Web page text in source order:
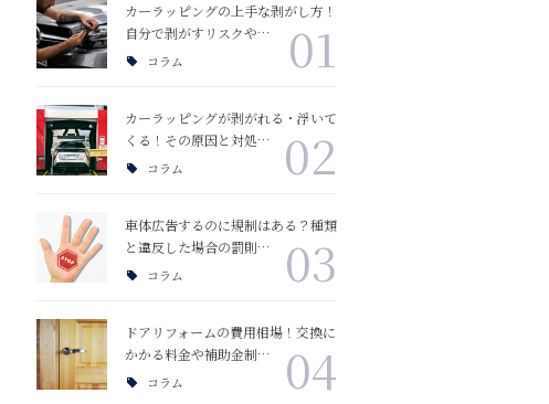
カーラッピングの上手な剥がし方！
自分で剥がすリスクや…
コラム 01
カーラッピングが剥がれる・浮いて
くる！その原因と対処…
コラム 02
車体広告するのに規制はある？種類
と違反した場合の罰則…
コラム 03
ドアリフォームの費用相場！交換に
かかる料金や補助金制…
コラム 04